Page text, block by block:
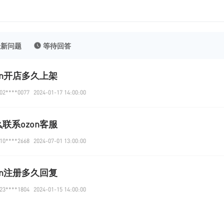
问题 等待回答
开店多久上架
2024-01-17 14:00:00
联系ozon客服
2024-07-01 13:00:00
注册多久回复
2024-01-15 14:00:00